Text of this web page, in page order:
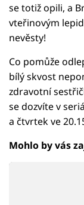
se totiž opili, a
vteřinovým
nevěsty!
Co pomůže
bílý skvost
zdravotní
se dozvíte v
a čtvrtek ve
Mohlo by vás